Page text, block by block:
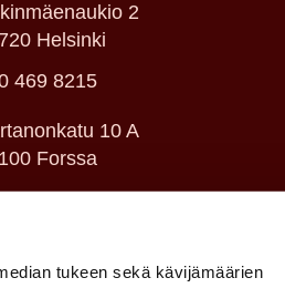
tukeen sekä kävijämäärien
2
Helsinki
469 8215
10 A
Forssa